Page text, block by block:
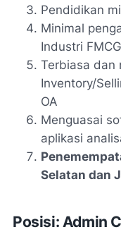
Pendidikan
Minimal
Industri
Terbiasa dan
Inventory/
OA
Menguasai
aplikasi
Selatan dan
Posisi: Admin